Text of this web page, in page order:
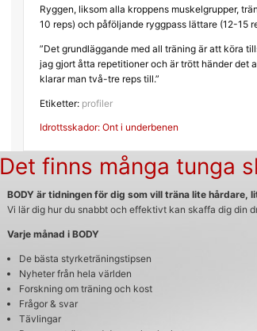
Ryggen, liksom alla kroppens muskelgrupper,
10 reps) och påföljande ryggpass lättare (12-15
”Det grundläggande med all träning är att köra
jag gjort åtta repetitioner och är trött händer det
klarar man två-tre reps till.”
Etiketter: profiler
Inläggsnavigering
Idrottsskador: Ont i underbenen
Det finns många tunga
BODY är tidningen för dig som vill träna lite hårdare,
Vi lär dig hur du snabbt och effektivt kan skaffa dig din
Varje månad i BODY
De bästa styrketräningstipsen
Nyheter från hela världen
Forskning om träning och kost
Frågor & svar
Tävlingar